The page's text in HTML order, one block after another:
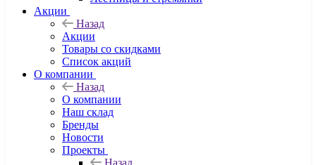
Акции
Назад
Акции
Товары со скидками
Список акций
О компании
Назад
О компании
Наш склад
Бренды
Новости
Проекты
Назад